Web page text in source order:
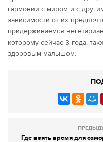
гармонии с миром и с
зависимости от их
придерживаемся
которому сейчас 3 года,
здоровым малышом.
Где взять время для